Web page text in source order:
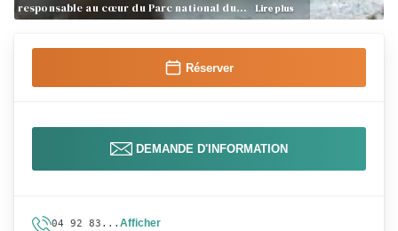
responsable au cœur du Parc national du…
Lire plus
Réserver
DEMANDE D'INFORMATION
04 92 83... Afficher